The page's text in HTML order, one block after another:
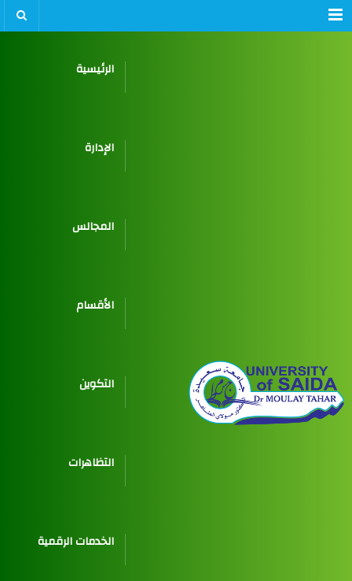
Menu
الرئيسية
الإدارة
المجالس
الأقسام
التكوين
التظاهرات
الخدمات الرقمية